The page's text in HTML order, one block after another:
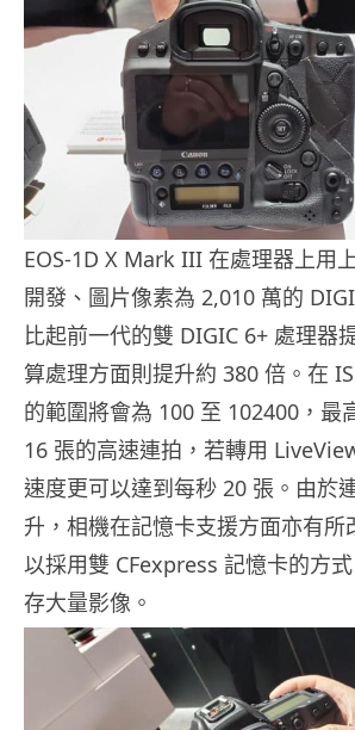
EOS-1D X Mark III 在處理器上用
開發、圖片像素為 2,010 萬的
比起前一代的雙 DIGIC 6+ 處理器
算處理方面則提升約 380 倍。在
的範圍將會為 100 至 102400，最
16 張的高速連拍，若轉用
速度更可以達到每秒 20 張。由於
升，相機在記憶卡支援方面亦有所
以採用雙 CFexpress 記憶卡的方
存大量影像。